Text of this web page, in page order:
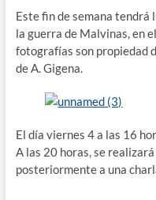
Este fin de semana
la guerra de Malvinas, en
fotografías son propiedad
de A. Gigena.
El día viernes 4 a las 16
A las 20 horas, se
posteriormente a una